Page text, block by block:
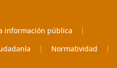
información pública
Normatividad